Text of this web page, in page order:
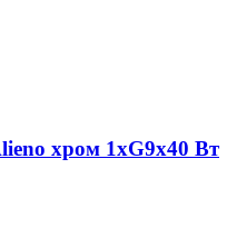
хром 1хG9х40 Вт